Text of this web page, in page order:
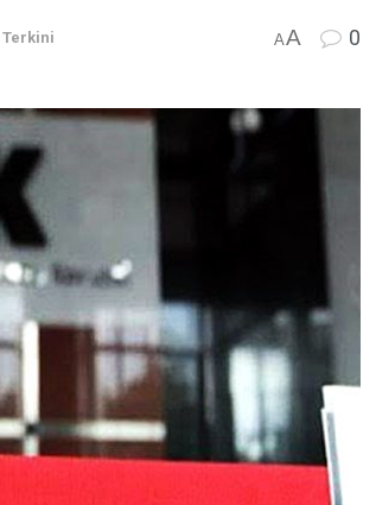
Terkini AA 0